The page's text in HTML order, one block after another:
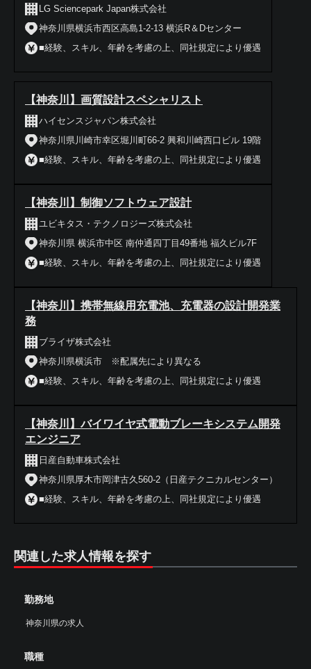
LG Sciencepark Japan株式会社
神奈川県横浜市西区高島1-2-13 横浜R＆Dセンター
■経験、スキル、年齢を考慮の上、同社規定により優遇
【神奈川】画質設計スペシャリスト
ハイセンスジャパン株式会社
神奈川県川崎市幸区堀川町66-2 興和川崎西口ビル 19階
■経験、スキル、年齢を考慮の上、同社規定により優遇
【神奈川】制御ソフトウェア設計
ユビキタス・テクノロジーズ株式会社
神奈川県 横浜市中区 南仲通四丁目49番地 福久ビル7F
■経験、スキル、年齢を考慮の上、同社規定により優遇
【神奈川】携帯無線用充電池、充電器の設計開発業
務
ブライザ株式会社
神奈川県横浜市 ※配属先により異なる
■経験、スキル、年齢を考慮の上、同社規定により優遇
【神奈川】バイワイヤ式電動ブレーキシステム開発
エンジニア
日産自動車株式会社
神奈川県厚木市岡津古久560-2（日産テクニカルセンター）
■経験、スキル、年齢を考慮の上、同社規定により優遇
関連した求人情報を探す
勤務地
神奈川県の求人
職種